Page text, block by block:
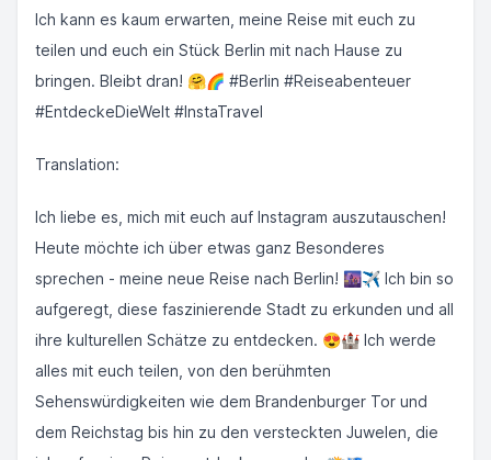
Ich kann es kaum erwarten, meine Reise mit euch zu
teilen und euch ein Stück Berlin mit nach Hause zu
bringen. Bleibt dran! 🤗🌈 #Berlin #Reiseabenteuer
#EntdeckeDieWelt #InstaTravel
Translation:
Ich liebe es, mich mit euch auf Instagram auszutauschen!
Heute möchte ich über etwas ganz Besonderes
sprechen - meine neue Reise nach Berlin! 🌆✈️ Ich bin so
aufgeregt, diese faszinierende Stadt zu erkunden und all
ihre kulturellen Schätze zu entdecken. 😍🏰 Ich werde
alles mit euch teilen, von den berühmten
Sehenswürdigkeiten wie dem Brandenburger Tor und
dem Reichstag bis hin zu den versteckten Juwelen, die